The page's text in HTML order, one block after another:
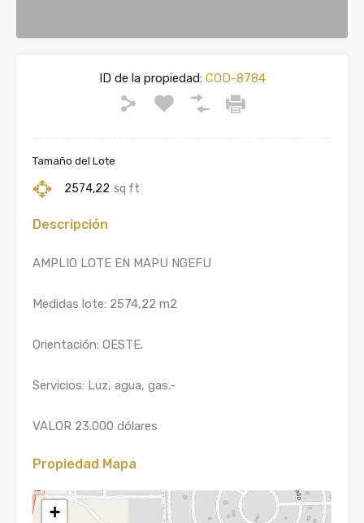
ID de la propiedad:COD-8784
Tamaño del Lote
2574,22 sq ft
Descripción
AMPLIO LOTE EN MAPU NGEFU
Medidas lote: 2574,22 m2
Orientación: OESTE.
Servicios: Luz, agua, gas.-
VALOR 23.000 dólares
Propiedad Mapa
+